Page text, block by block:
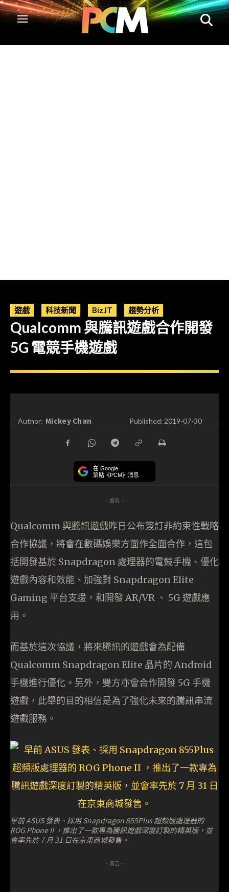
遊戲 科技新聞 Biz.IT 趨勢分析
Qualcomm 與騰訊遊戲合作開發
5G 電競手機遊戲
Author: Mickey Chan Published:2019-07-30
在 Google
緊貼《PCM》消息
- 廣告 -
Qualcomm 與騰訊遊戲昨日公布簽訂非約束性戰略
合作協議，將會在數碼娛樂方面作全面合作，這包
括開發基於 Snapdragon 處理器的電競手機、優化
遊戲內容和效能、加強對 Snapdragon Elite
Gaming 平台支援，和開發 AR/VR 、 5G 遊戲應
用。
而基於這次協議，將來騰訊的遊戲會為配備
Qualcomm Snapdragon Elite 晶片的 Android
手機進行優化。另外，雙方亦會合作開發 5G 手機
遊戲，此舉的目的相信是為了強化未來的騰訊串流
遊戲服務。
早前 ASUS 發表、採用 Snapdragon 855Plus 超頻版處理器的
ROG Phone II ，推出了一款專為騰訊遊戲深度訂製的精英版，並
會率先於 7 月 31 日在京東商城發售。
- 廣告 -